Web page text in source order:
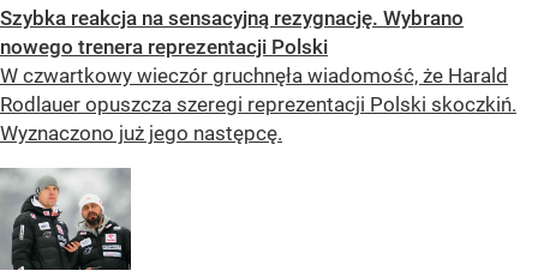
Szybka reakcja na sensacyjną rezygnację. Wybrano
nowego trenera reprezentacji Polski
W czwartkowy wieczór gruchnęła wiadomość, że Harald
Rodlauer opuszcza szeregi reprezentacji Polski skoczkiń.
Wyznaczono już jego następcę.